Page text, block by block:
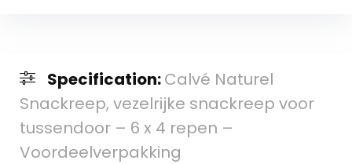
Specification:Calvé Naturel
Snackreep, vezelrijke snackreep voor
tussendoor – 6 x 4 repen –
Voordeelverpakking